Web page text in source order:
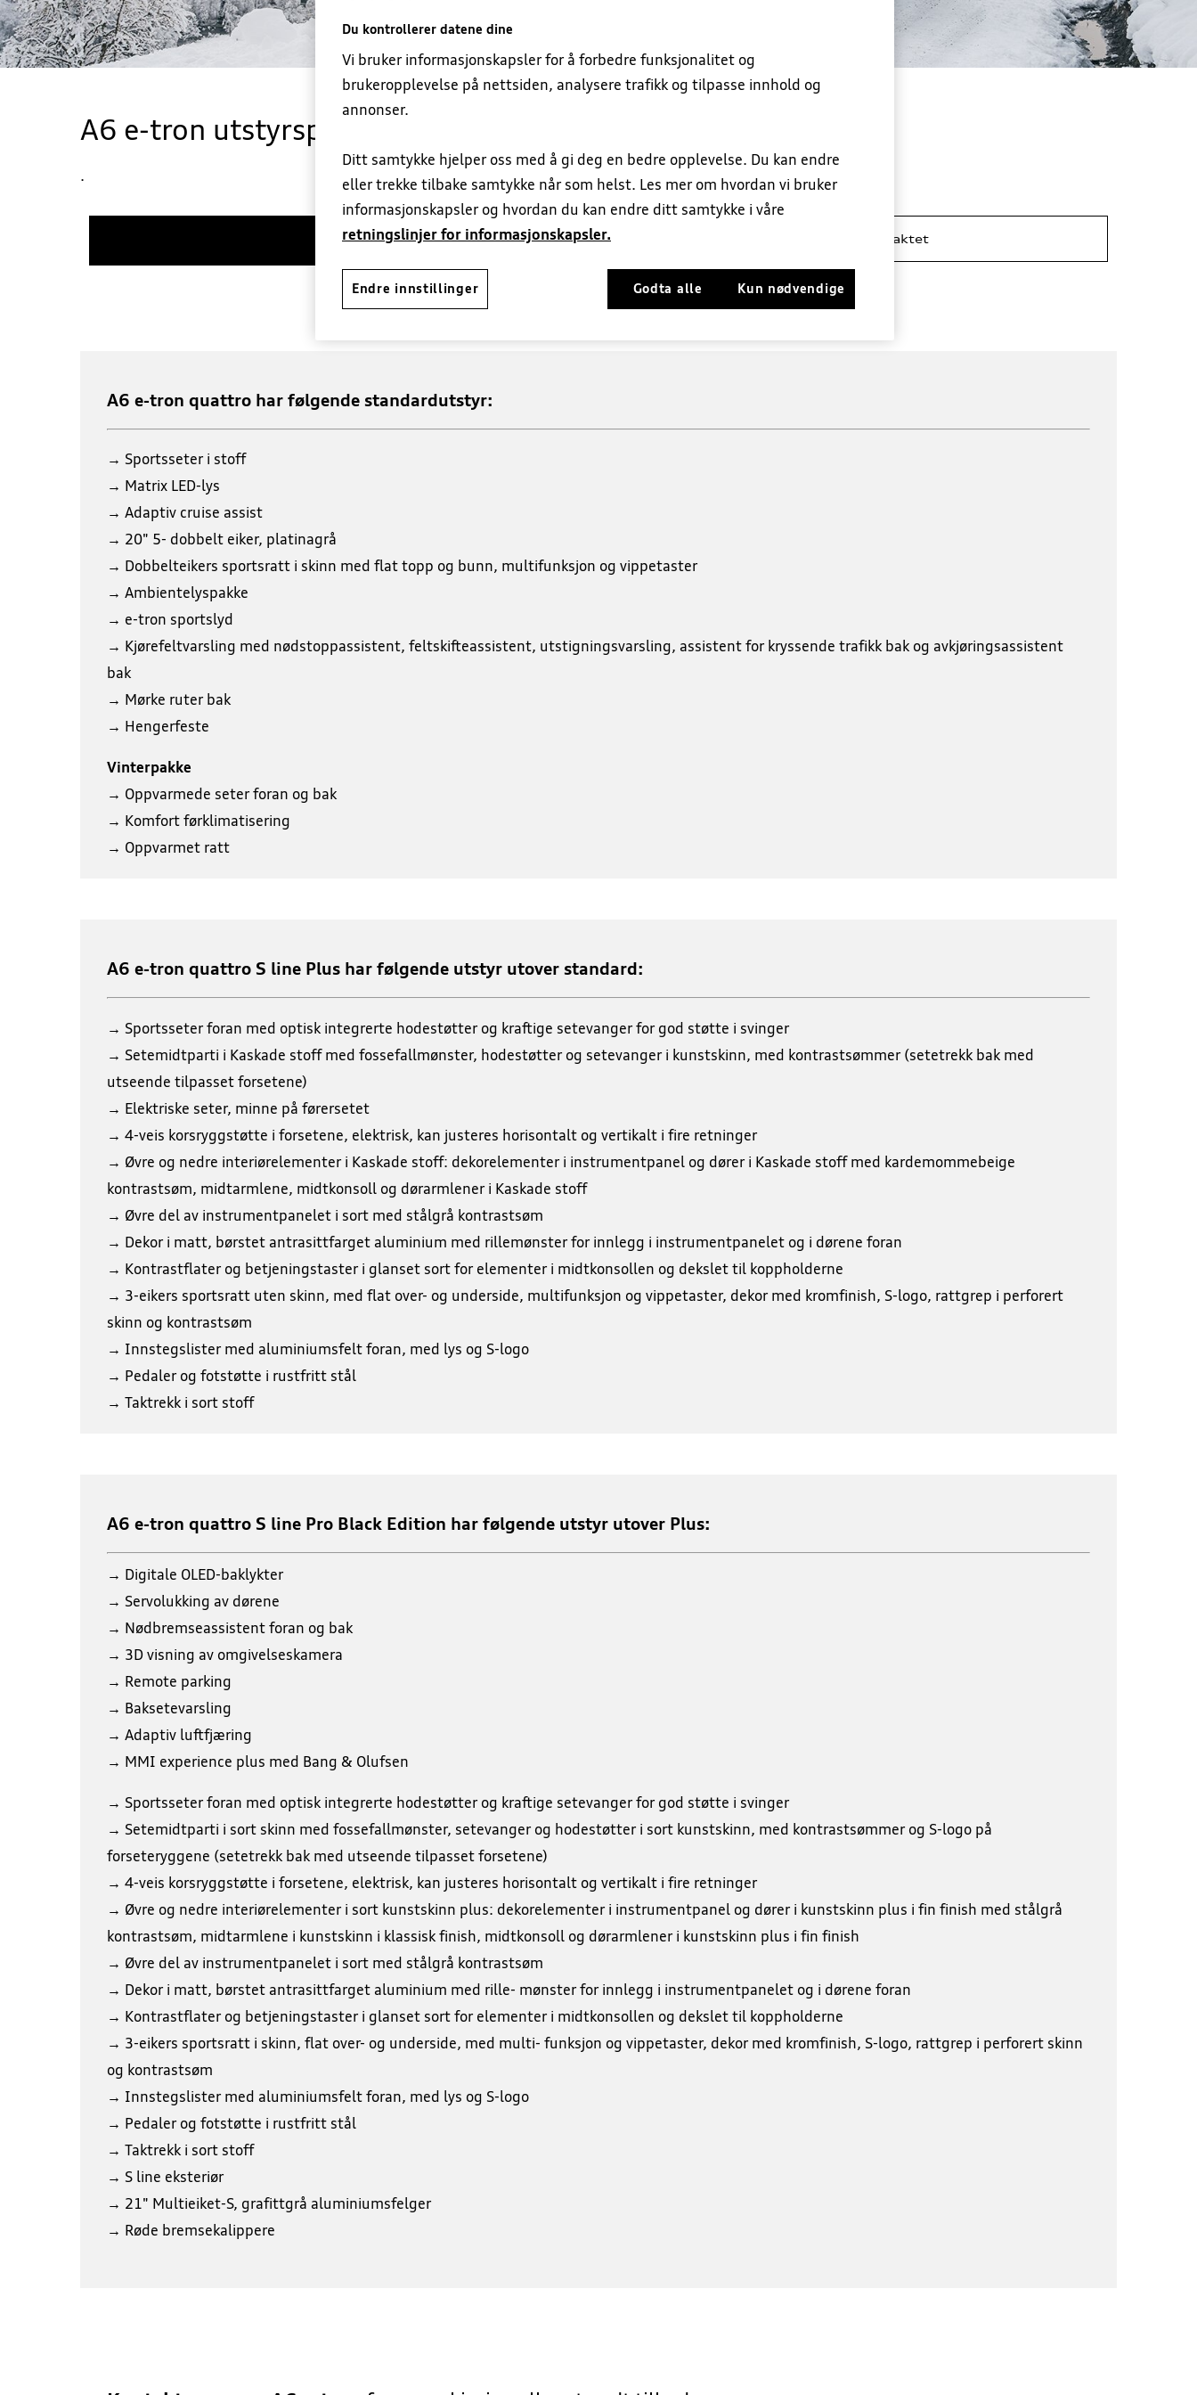
A6 e-tron utstyrspakker
.
Til modellside Bli kontaktet
A6 e-tron quattro har følgende standardutstyr:
→ Sportsseter i stoff
→ Matrix LED-lys
→ Adaptiv cruise assist
→ 20" 5- dobbelt eiker, platinagrå
→ Dobbelteikers sportsratt i skinn med flat topp og bunn, multifunksjon og vippetaster
→ Ambientelyspakke
→ e-tron sportslyd
→ Kjørefeltvarsling med nødstoppassistent, feltskifteassistent, utstigningsvarsling, assistent for kryssende trafikk bak og avkjøringsassistent
bak
→ Mørke ruter bak
→ Hengerfeste
Vinterpakke
→ Oppvarmede seter foran og bak
→ Komfort førklimatisering
→ Oppvarmet ratt
A6 e-tron quattro S line Plus har følgende utstyr utover standard:
→ Sportsseter foran med optisk integrerte hodestøtter og kraftige setevanger for god støtte i svinger
→ Setemidtparti i Kaskade stoff med fossefallmønster, hodestøtter og setevanger i kunstskinn, med kontrastsømmer (setetrekk bak med
utseende tilpasset forsetene)
→ Elektriske seter, minne på førersetet
→ 4-veis korsryggstøtte i forsetene, elektrisk, kan justeres horisontalt og vertikalt i fire retninger
→ Øvre og nedre interiørelementer i Kaskade stoff: dekorelementer i instrumentpanel og dører i Kaskade stoff med kardemommebeige
kontrastsøm, midtarmlene, midtkonsoll og dørarmlener i Kaskade stoff
→ Øvre del av instrumentpanelet i sort med stålgrå kontrastsøm
→ Dekor i matt, børstet antrasittfarget aluminium med rillemønster for innlegg i instrumentpanelet og i dørene foran
→ Kontrastflater og betjeningstaster i glanset sort for elementer i midtkonsollen og dekslet til koppholderne
→ 3-eikers sportsratt uten skinn, med flat over- og underside, multifunksjon og vippetaster, dekor med kromfinish, S-logo, rattgrep i perforert
skinn og kontrastsøm
→ Innstegslister med aluminiumsfelt foran, med lys og S-logo
→ Pedaler og fotstøtte i rustfritt stål
→ Taktrekk i sort stoff
A6 e-tron quattro S line Pro Black Edition har følgende utstyr utover Plus:
→ Digitale OLED-baklykter
→ Servolukking av dørene
→ Nødbremseassistent foran og bak
→ 3D visning av omgivelseskamera
→ Remote parking
→ Baksetevarsling
→ Adaptiv luftfjæring
→ MMI experience plus med Bang & Olufsen
→ Sportsseter foran med optisk integrerte hodestøtter og kraftige setevanger for god støtte i svinger
→ Setemidtparti i sort skinn med fossefallmønster, setevanger og hodestøtter i sort kunstskinn, med kontrastsømmer og S-logo på
forseteryggene (setetrekk bak med utseende tilpasset forsetene)
→ 4-veis korsryggstøtte i forsetene, elektrisk, kan justeres horisontalt og vertikalt i fire retninger
→ Øvre og nedre interiørelementer i sort kunstskinn plus: dekorelementer i instrumentpanel og dører i kunstskinn plus i fin finish med stålgrå
kontrastsøm, midtarmlene i kunstskinn i klassisk finish, midtkonsoll og dørarmlener i kunstskinn plus i fin finish
→ Øvre del av instrumentpanelet i sort med stålgrå kontrastsøm
→ Dekor i matt, børstet antrasittfarget aluminium med rille- mønster for innlegg i instrumentpanelet og i dørene foran
→ Kontrastflater og betjeningstaster i glanset sort for elementer i midtkonsollen og dekslet til koppholderne
→ 3-eikers sportsratt i skinn, flat over- og underside, med multi- funksjon og vippetaster, dekor med kromfinish, S-logo, rattgrep i perforert skinn
og kontrastsøm
→ Innstegslister med aluminiumsfelt foran, med lys og S-logo
→ Pedaler og fotstøtte i rustfritt stål
→ Taktrekk i sort stoff
→ S line eksteriør
→ 21" Multieiket-S, grafittgrå aluminiumsfelger
→ Røde bremsekalippere
Du kontrollerer datene dine
Vi bruker informasjonskapsler for å forbedre funksjonalitet og
brukeropplevelse på nettsiden, analysere trafikk og tilpasse innhold og
annonser.
Ditt samtykke hjelper oss med å gi deg en bedre opplevelse. Du kan endre
eller trekke tilbake samtykke når som helst. Les mer om hvordan vi bruker
informasjonskapsler og hvordan du kan endre ditt samtykke i våre
retningslinjer for informasjonskapsler.
Endre innstillinger Kun nødvendige
Godta alle